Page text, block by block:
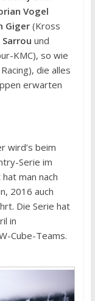
Vogel
Giger(Kross
Sarrou und
KMC), so wie
die alles
erwarten
wird’s beim
Serie im
man nach
2016 auch
Die Serie hat
in
Cube-Teams.